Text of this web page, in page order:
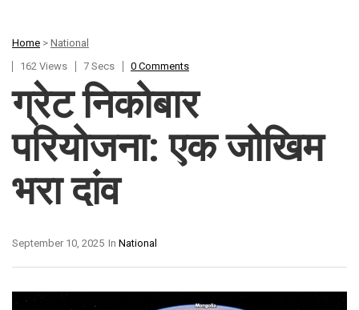
Home > National
162 Views
7 Secs 0 Comments
ग्रेट निकोबार
परियोजना: एक जोखिम
भरा दांव
In National
September 10, 2025